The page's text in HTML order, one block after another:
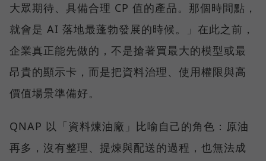
大眾期待、具備合理 CP 值的產品。那個時間點，
就會是 AI 落地最蓬勃發展的時候。」在此之前，
企業真正能先做的，不是搶著買最大的模型或最
昂貴的顯示卡，而是把資料治理、使用權限與高
價值場景準備好。
QNAP 以「資料煉油廠」比喻自己的角色：原油
再多，沒有整理、提煉與配送的過程，也無法成